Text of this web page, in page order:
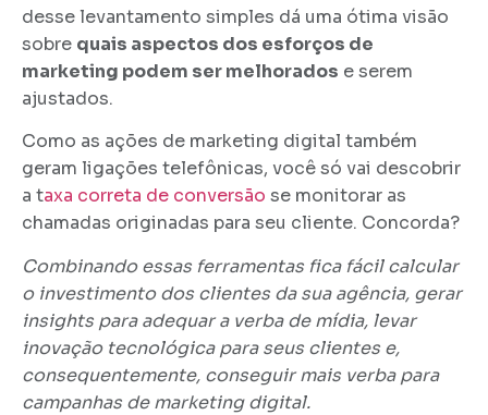
desse levantamento simples dá uma ótima visão
sobre quais aspectos dos esforços de
marketing podem ser melhorados e serem
ajustados.
Como as ações de marketing digital também
geram ligações telefônicas, você só vai descobrir
a taxa correta de conversão se monitorar as
chamadas originadas para seu cliente. Concorda?
Combinando essas ferramentas fica fácil calcular
o investimento dos clientes da sua agência, gerar
insights para adequar a verba de mídia, levar
inovação tecnológica para seus clientes e,
consequentemente, conseguir mais verba para
campanhas de marketing digital.